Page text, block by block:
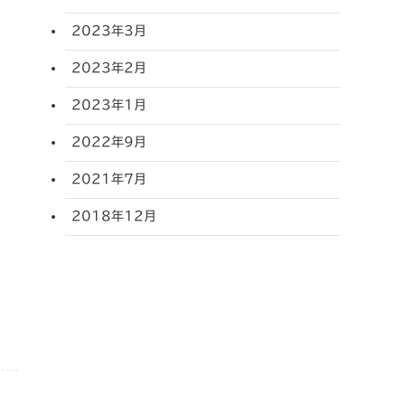
2023年3月
2023年2月
2023年1月
2022年9月
2021年7月
2018年12月